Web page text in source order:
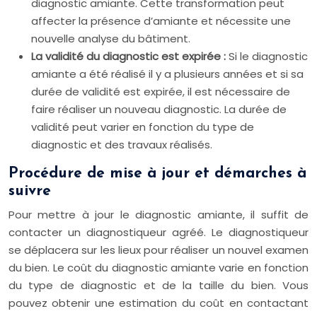
diagnostic amiante. Cette transformation peut
affecter la présence d’amiante et nécessite une
nouvelle analyse du bâtiment.
La validité du diagnostic est expirée :Si le diagnostic
amiante a été réalisé il y a plusieurs années et si sa
durée de validité est expirée, il est nécessaire de
faire réaliser un nouveau diagnostic. La durée de
validité peut varier en fonction du type de
diagnostic et des travaux réalisés.
Procédure de mise à jour et démarches à
suivre
Pour mettre à jour le diagnostic amiante, il suffit de
contacter un diagnostiqueur agréé. Le diagnostiqueur
se déplacera sur les lieux pour réaliser un nouvel examen
du bien. Le coût du diagnostic amiante varie en fonction
du type de diagnostic et de la taille du bien. Vous
pouvez obtenir une estimation du coût en contactant